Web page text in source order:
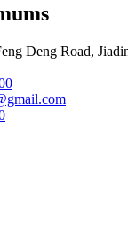
Deng Road,